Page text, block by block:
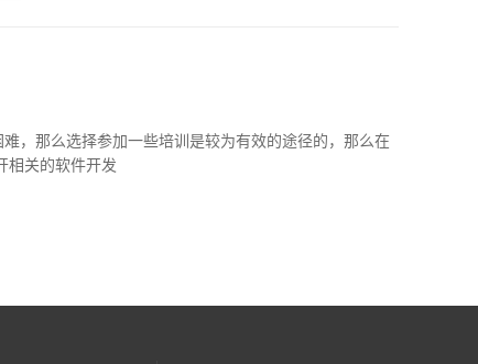
，那么选择参加一些培训是较为有效的途径的，那么在
开发离不开相关的软件开发